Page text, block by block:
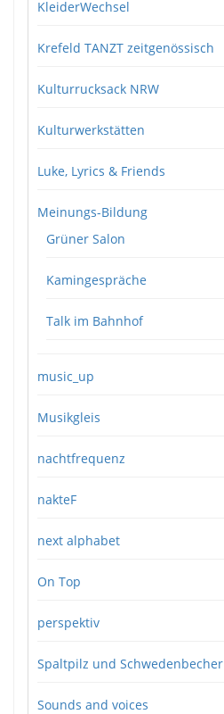
KleiderWechsel
Krefeld TANZT zeitgenössisch
Kulturrucksack NRW
Kulturwerkstätten
Luke, Lyrics & Friends
Meinungs-Bildung
Grüner Salon
Kamingespräche
Talk im Bahnhof
music_up
Musikgleis
nachtfrequenz
nakteF
next alphabet
On Top
perspektiv
Spaltpilz und Schwedenbecher
Sounds and voices